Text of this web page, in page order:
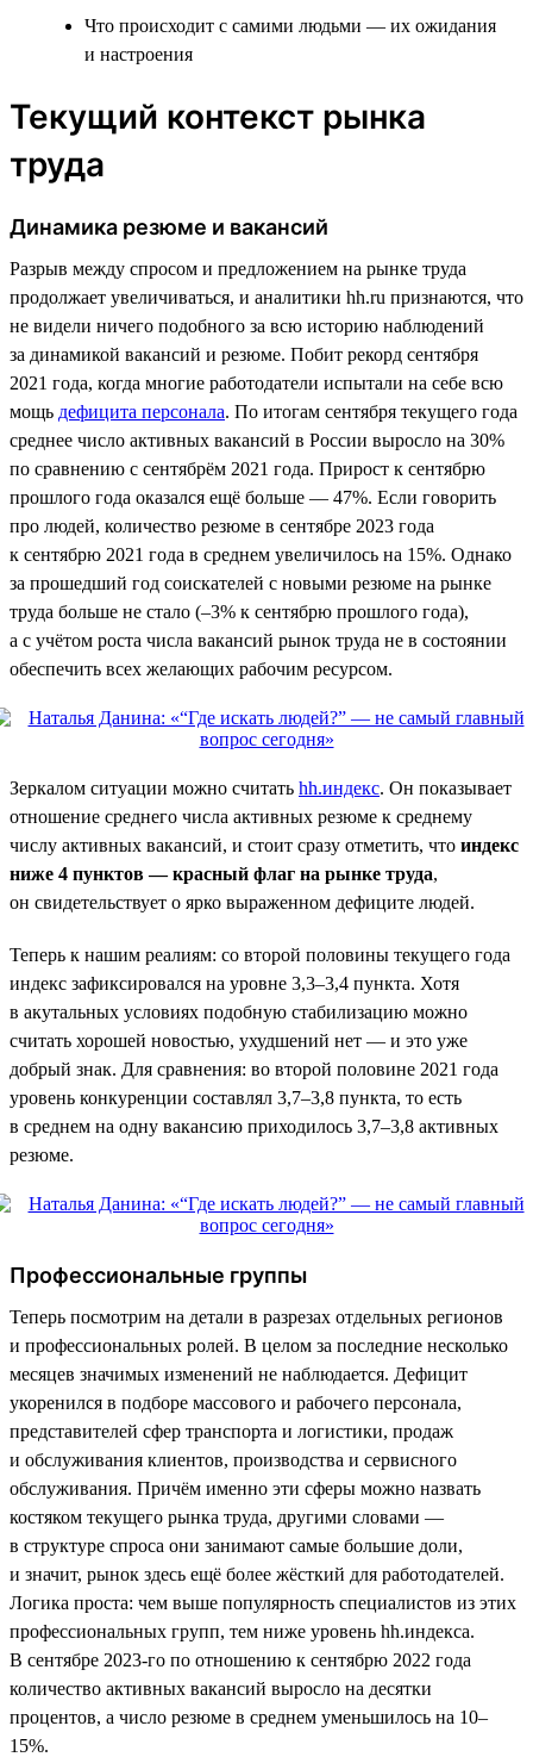
Что происходит с самими людьми — их ожидания
и настроения
Текущий контекст рынка
труда
Динамика резюме и вакансий
Разрыв между спросом и предложением на рынке труда
продолжает увеличиваться, и аналитики hh.ru признаются, что
не видели ничего подобного за всю историю наблюдений
за динамикой вакансий и резюме. Побит рекорд сентября
2021 года, когда многие работодатели испытали на себе всю
мощь дефицита персонала. По итогам сентября текущего года
среднее число активных вакансий в России выросло на 30%
по сравнению с сентябрём 2021 года. Прирост к сентябрю
прошлого года оказался ещё больше — 47%. Если говорить
про людей, количество резюме в сентябре 2023 года
к сентябрю 2021 года в среднем увеличилось на 15%. Однако
за прошедший год соискателей с новыми резюме на рынке
труда больше не стало (–3% к сентябрю прошлого года),
а с учётом роста числа вакансий рынок труда не в состоянии
обеспечить всех желающих рабочим ресурсом.
Зеркалом ситуации можно считать hh.индекс. Он показывает
отношение среднего числа активных резюме к среднему
числу активных вакансий, и стоит сразу отметить, что индекс
ниже 4 пунктов — красный флаг на рынке труда,
он свидетельствует о ярко выраженном дефиците людей.
Теперь к нашим реалиям: со второй половины текущего года
индекс зафиксировался на уровне 3,3–3,4 пункта. Хотя
в акутальных условиях подобную стабилизацию можно
считать хорошей новостью, ухудшений нет — и это уже
добрый знак. Для сравнения: во второй половине 2021 года
уровень конкуренции составлял 3,7–3,8 пункта, то есть
в среднем на одну вакансию приходилось 3,7–3,8 активных
резюме.
Профессиональные группы
Теперь посмотрим на детали в разрезах отдельных регионов
и профессиональных ролей. В целом за последние несколько
месяцев значимых изменений не наблюдается. Дефицит
укоренился в подборе массового и рабочего персонала,
представителей сфер транспорта и логистики, продаж
и обслуживания клиентов, производства и сервисного
обслуживания. Причём именно эти сферы можно назвать
костяком текущего рынка труда, другими словами —
в структуре спроса они занимают самые большие доли,
и значит, рынок здесь ещё более жёсткий для работодателей.
Логика проста: чем выше популярность специалистов из этих
профессиональных групп, тем ниже уровень hh.индекса.
В сентябре 2023-го по отношению к сентябрю 2022 года
количество активных вакансий выросло на десятки
процентов, а число резюме в среднем уменьшилось на 10–
15%.